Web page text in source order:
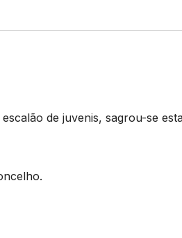
de juvenis, sagrou-se